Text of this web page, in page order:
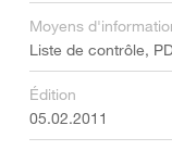
Moyens
Liste de contrôle,
Édition
05.02.2011